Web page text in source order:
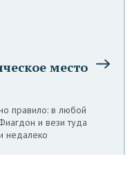
место
правило: в любой
и вези туда
недалеко